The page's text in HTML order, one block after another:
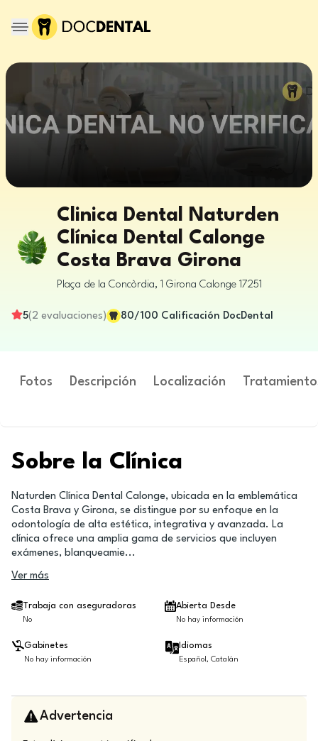
Clinica Dental Naturden
Clínica Dental Calonge
Costa Brava Girona
Plaça de la Concòrdia, 1 Girona Calonge 17251
5( 2 evaluaciones) 80/100 Calificación DocDental
Fotos Descripción Localización
Sobre la Clínica
Naturden Clínica Dental Calonge, ubicada en la emblemática
Costa Brava y Girona, se distingue por su enfoque en la
odontología de alta estética, integrativa y avanzada. La
clínica ofrece una amplia gama de servicios que incluyen
exámenes, blanqueamie...
Ver más
Trabaja con aseguradoras
No
Abierta Desde
No hay información
Gabinetes
No hay información
Idiomas
Español, Catalán
Advertencia